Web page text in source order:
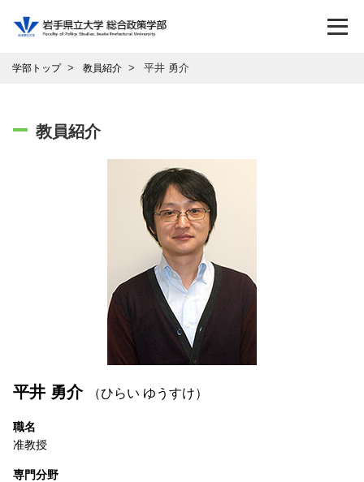
学部トップ 教員紹介 平井 勇介
教員紹介
平井 勇介 （ひらい ゆうすけ）
職名
准教授
専門分野